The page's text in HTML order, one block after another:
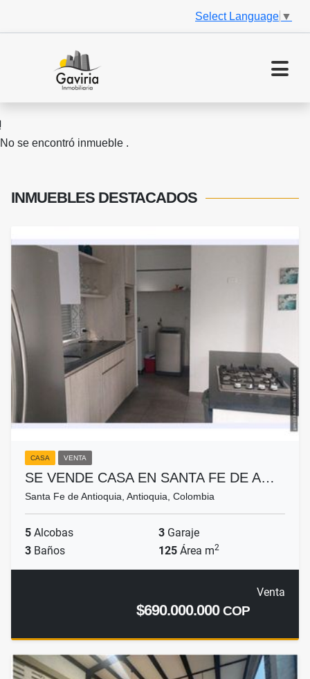
Select Language ▼
No se encontró inmueble .
INMUEBLES DESTACADOS
CASA VENTA
SE VENDE CASA EN SANTA FE DE A…
Santa Fe de Antioquia, Antioquia, Colombia
5 Alcobas 3 Garaje
3 Baños 125 Área m2
Venta
$690.000.000COP